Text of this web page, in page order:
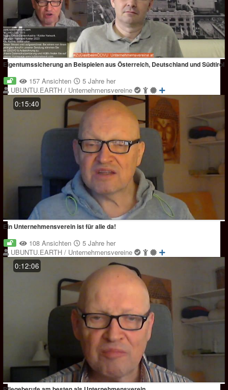
Eigentumssicherung an Beispielen aus Österreich, Deutschland und Südtirol
157 Ansichten
5 Jahre her
UBUNTU.EARTH / Unternehmensvereine
0:15:40
Ein Unternehmensverein ist für alle da!
108 Ansichten
5 Jahre her
UBUNTU.EARTH / Unternehmensvereine
0:12:06